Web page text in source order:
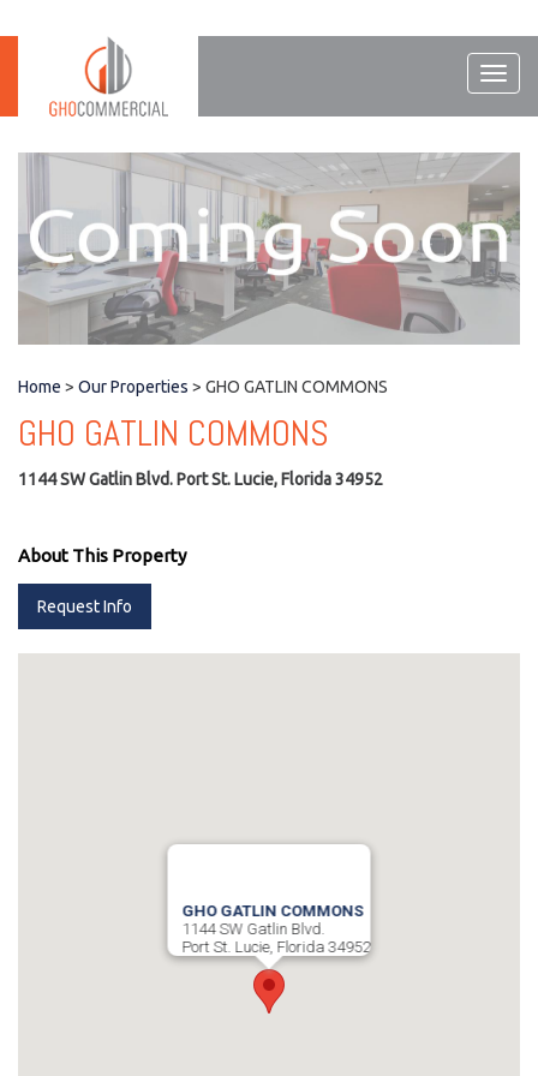
Home > Our Properties > GHO GATLIN COMMONS
GHO GATLIN COMMONS
1144 SW Gatlin Blvd. Port St. Lucie, Florida 34952
About This Property
Request Info
GHO GATLIN COMMONS
1144 SW Gatlin Blvd.
Port St. Lucie, Florida 34952